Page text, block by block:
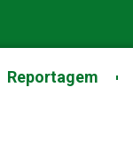
Reportagem